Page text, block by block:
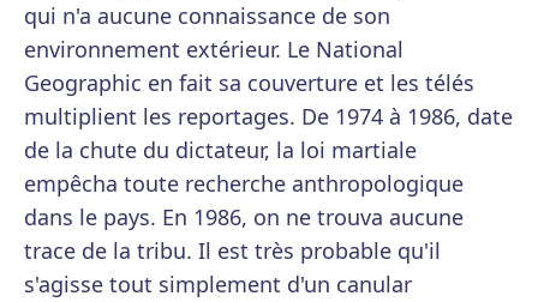
qui n'a aucune connaissance de son
environnement extérieur. Le National
Geographic en fait sa couverture et les télés
multiplient les reportages. De 1974 à 1986, date
de la chute du dictateur, la loi martiale
empêcha toute recherche anthropologique
dans le pays. En 1986, on ne trouva aucune
trace de la tribu. Il est très probable qu'il
s'agisse tout simplement d'un canular